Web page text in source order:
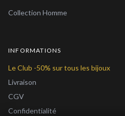
Collection Homme
INFORMATIONS
Le Club -50% sur tous les bijoux
Livraison
CGV
Confidentialité